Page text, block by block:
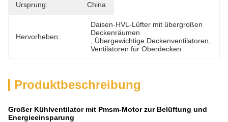
Ursprung: China
Hervorheben:
Daisen-HVL-Lüfter mit übergroßen
Deckenräumen
Übergewichtige Deckenventilatoren
Ventilatoren für Oberdecken
Produktbeschreibung
Großer Kühlventilator mit Pmsm-Motor zur Belüftung und
Energieeinsparung